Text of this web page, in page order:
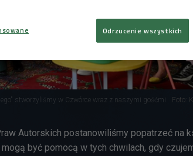
stworzyliśmy w Czwórce wraz z naszymi gośćmi
Foto:
Autorskich postanowiliśmy popatrzeć na
być pomocą w tych chwilach, gdy
Odrzucenie wszystkich